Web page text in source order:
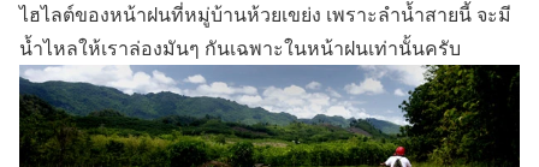
ไฮไลต์ของหน้าฝนที่หมู่บ้านห้วยเขย่ง เพราะลำน้ำสายนี้ จะมี
น้ำไหลให้เราล่องมันๆ กันเฉพาะในหน้าฝนเท่านั้นครับ